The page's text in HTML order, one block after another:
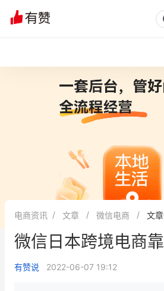
增长方法
有赞专家
新零售最
面对面聊增长
电商资讯 文章 微信电商 文
微信日本跨境电商靠
有赞说 2022-06-07 19:12